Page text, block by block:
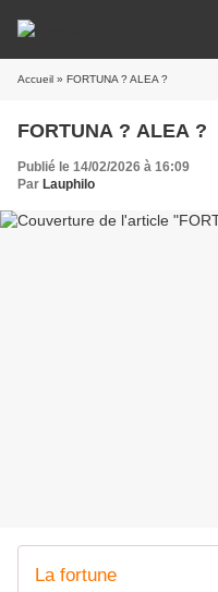
Accueil » FORTUNA ? ALEA ?
FORTUNA ? ALEA ?
Publié le 14/02/2026 à 16:09
Par Lauphilo
La fortune